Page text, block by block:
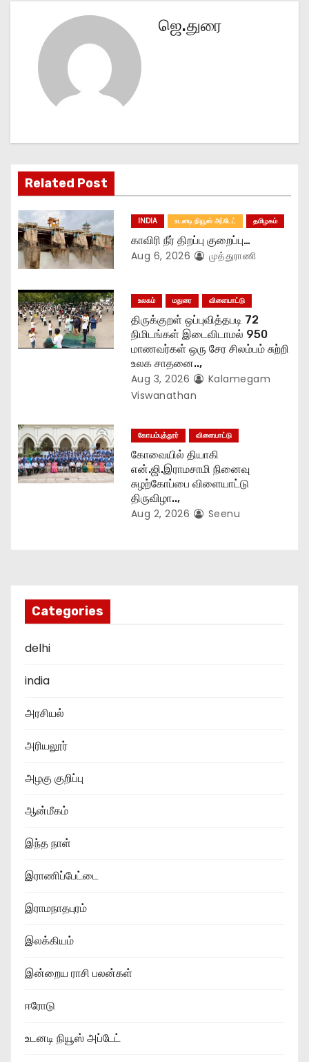
a
t
i
o
n
ஜெ.துரை
Related Post
INDIA உடனடி நியூஸ் அப்டேட் தமிழகம்
காவிரி நீர் திறப்பு குறைப்பு…
Aug 6, 2026 முத்துராணி
உலகம் மதுரை விளையாட்டு
திருக்குறள் ஒப்புவித்தபடி 72
நிமிடங்கள் இடைவிடாமல் 950
மாணவர்கள் ஒரு சேர சிலம்பம் சுற்றி
உலக சாதனை..,
Aug 3, 2026
Kalamegam
Viswanathan
கோயம்புத்தூர் விளையாட்டு
கோவையில் தியாகி
என்.ஜி.இராமசாமி நினைவு
சுழற்கோப்பை விளையாட்டு
திருவிழா..,
Aug 2, 2026 Seenu
Categories
delhi
india
அரசியல்
அரியலூர்
அழகு குறிப்பு
ஆன்மீகம்
இந்த நாள்
இராணிப்பேட்டை
இராமநாதபுரம்
இலக்கியம்
இன்றைய ராசி பலன்கள்
ஈரோடு
உடனடி நியூஸ் அப்டேட்